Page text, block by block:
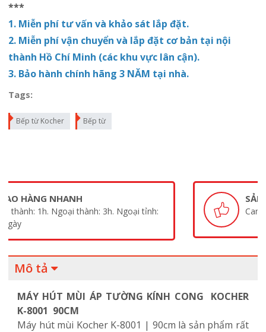
***
1. Miễn phí tư vấn và khảo sát lắp đặt.
2. Miễn phí vận chuyển và lắp đặt cơ bản tại nội
thành Hồ Chí Minh (các khu vực lân cận).
3. Bảo hành chính hãng 3 NĂM tại nhà.
Tags:
Bếp từ Kocher Bếp từ
SẢN PHẨM CHÍNH HÃNG
Cam kết sản phẩm chính hãng 100%
Mô tả
MÁY HÚT MÙI ÁP TƯỜNG KÍNH CONG KOCHER
K-8001 90CM
Máy hút mùi Kocher K-8001 | 90cm là sản phẩm rất